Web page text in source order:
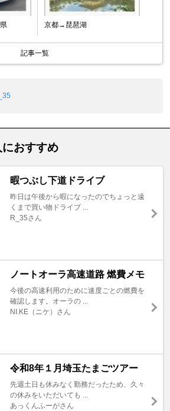
京都→琵琶湖
記事一覧
おすすめ
暇つぶし下道ドライブ
昨日は午後から暇になったのでちょっと遠
くまで買い物ドライブ ...
R_35さん
ノートオーラ高速道路 燃費メモ
今後の高速利用のために速度ごとの燃費を
確認します。オーラの ...
NI.KE（ニケ）さん
令和8年１月埼玉たまごツアー
先週土日も休みなく勤務だったため、久々
の休みをいただいても ...
あっくんふーがさん